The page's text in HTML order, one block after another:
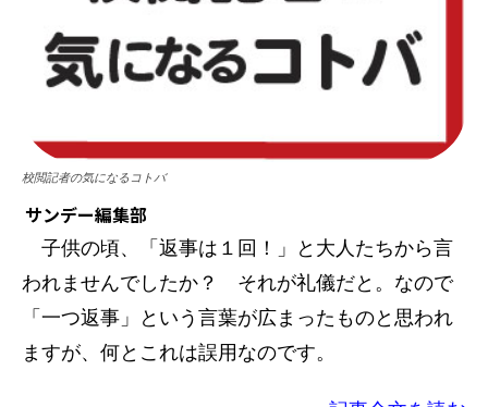
校閲記者の気になるコトバ
サンデー編集部
子供の頃、「返事は１回！」と大人たちから言
われませんでしたか？ それが礼儀だと。なので
「一つ返事」という言葉が広まったものと思われ
ますが、何とこれは誤用なのです。